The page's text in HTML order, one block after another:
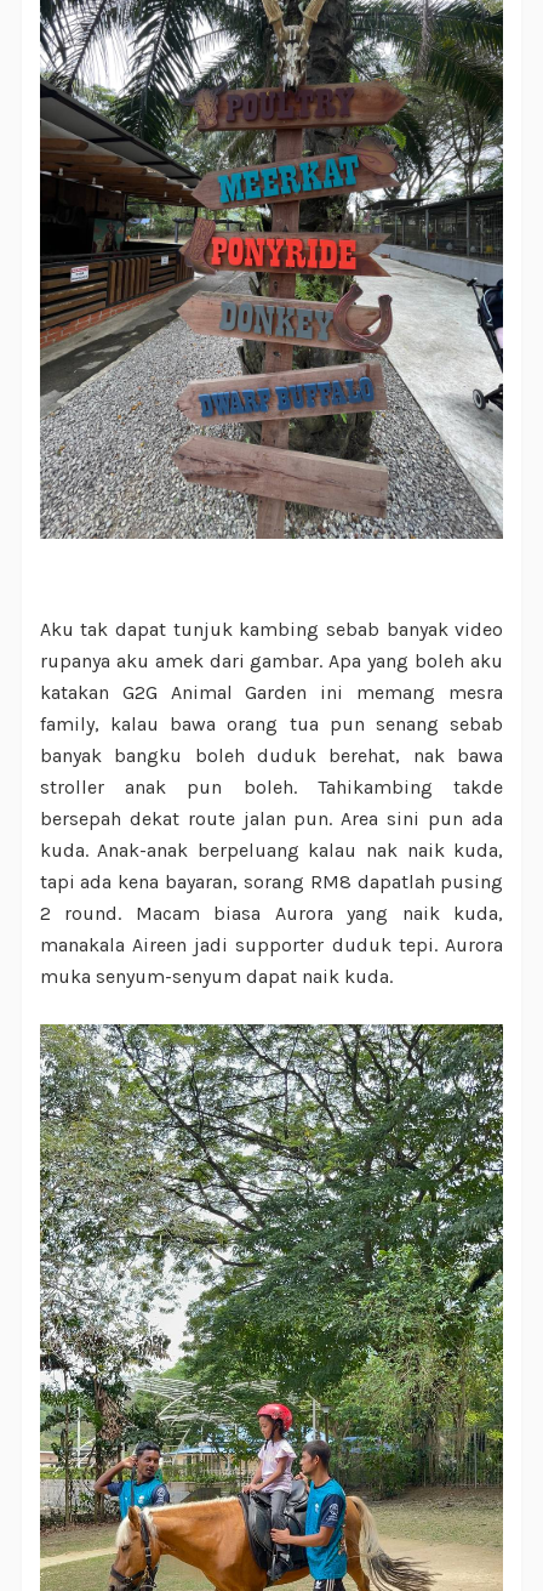
Aku tak dapat tunjuk kambing sebab banyak video
rupanya aku amek dari gambar. Apa yang boleh aku
katakan G2G Animal Garden ini memang mesra
family, kalau bawa orang tua pun senang sebab
banyak bangku boleh duduk berehat, nak bawa
stroller anak pun boleh. Tahikambing takde
bersepah dekat route jalan pun. Area sini pun ada
kuda. Anak-anak berpeluang kalau nak naik kuda,
tapi ada kena bayaran, sorang RM8 dapatlah pusing
2 round. Macam biasa Aurora yang naik kuda,
manakala Aireen jadi supporter duduk tepi. Aurora
muka senyum-senyum dapat naik kuda.